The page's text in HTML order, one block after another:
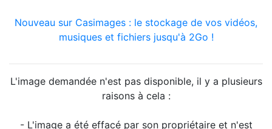
Nouveau sur Casimages : le stockage de vos vidéos,
musiques et fichiers jusqu'à 2Go !
L'image demandée n'est pas disponible, il y a plusieurs
raisons à cela :
- L'image a été effacé par son propriétaire et n'est